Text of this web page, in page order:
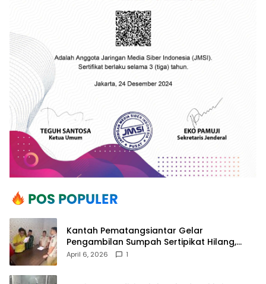
Kantah Pematangsiantar Gelar
Pengambilan Sumpah Sertipikat Hilang,
Perkuat Kepastian Hukum Pertanahan
April 6, 2026 1